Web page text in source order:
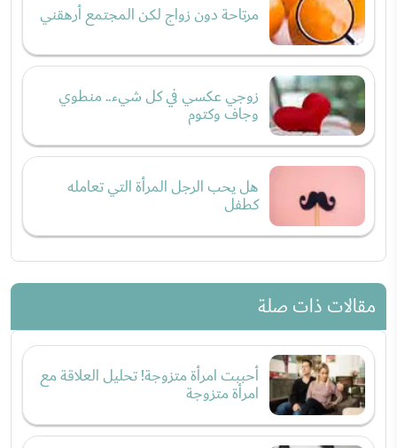
مرتاحة دون زواج لكن المجتمع أرهقني
زوجي عكسي في كل شيء.. منطوي
وجاف وكتوم
هل يحب الرجل المرأة التي تعامله
كطفل
مقالات ذات صلة
أحببت امرأة متزوجة! تحليل العلاقة مع
امرأة متزوجة